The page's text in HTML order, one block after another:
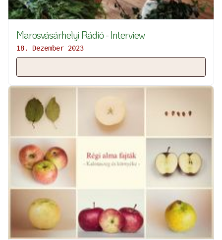
Marosvásárhelyi Rádió - Interview
18. Dezember 2023